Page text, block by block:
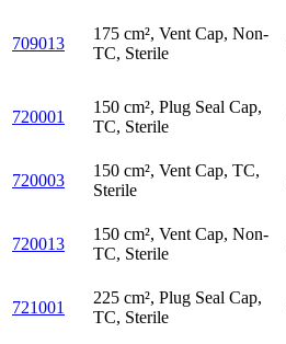
709013
175 cm², Vent Cap, Non-
TC, Sterile
720001
150 cm², Plug Seal Cap,
TC, Sterile
720003
150 cm², Vent Cap, TC,
Sterile
720013
150 cm², Vent Cap, Non-
TC, Sterile
721001
225 cm², Plug Seal Cap,
TC, Sterile